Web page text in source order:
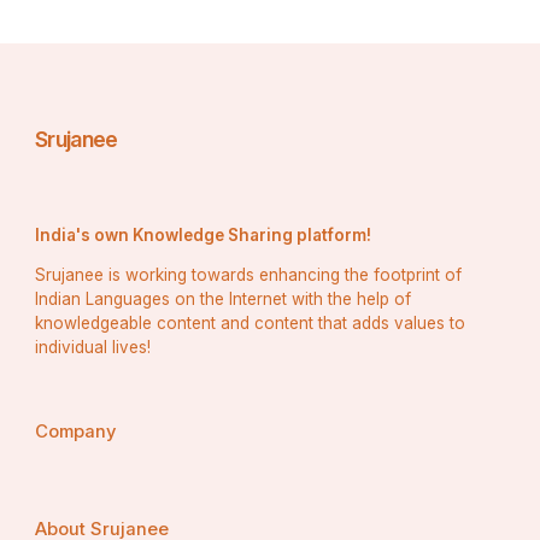
चाहिए
जिंदगी बरबाद होती है ।
Srujanee
India's own Knowledge Sharing platform!
Srujanee is working towards enhancing the footprint of
Indian Languages on the Internet with the help of
knowledgeable content and content that adds values to
individual lives!
Company
About Srujanee